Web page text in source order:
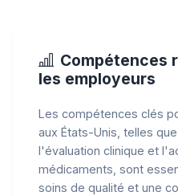
Compétences
les employeurs
Les compétences clés
aux États-Unis, telles
l'évaluation clinique et
médicaments, sont
soins de qualité et une